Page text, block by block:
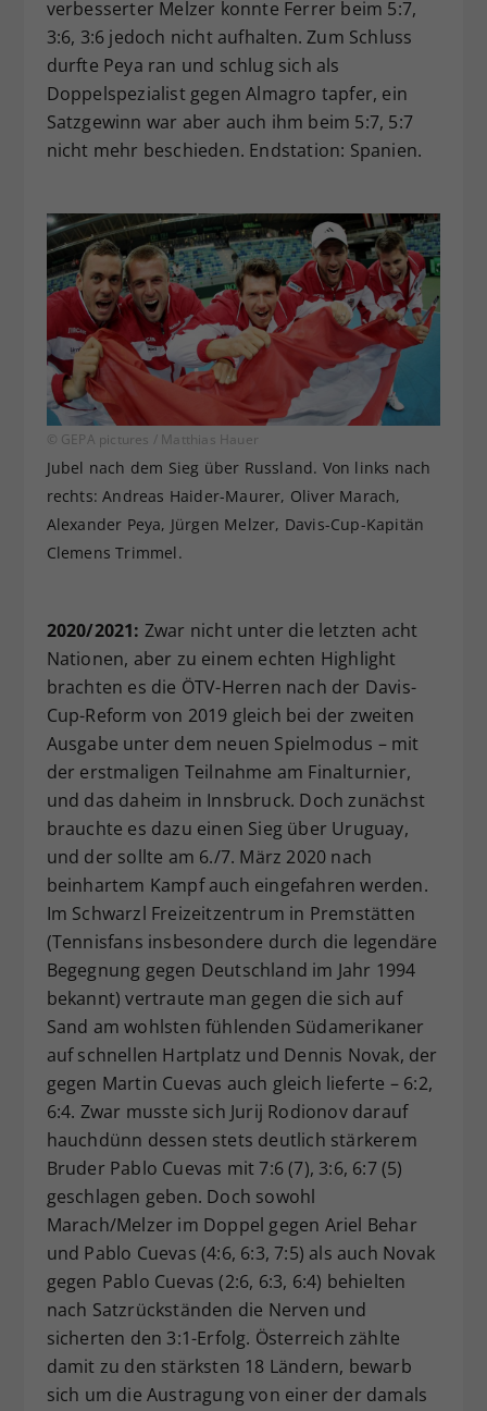
verbesserter Melzer konnte Ferrer beim 5:7,
3:6, 3:6 jedoch nicht aufhalten. Zum Schluss
durfte Peya ran und schlug sich als
Doppelspezialist gegen Almagro tapfer, ein
Satzgewinn war aber auch ihm beim 5:7, 5:7
nicht mehr beschieden. Endstation: Spanien.
© GEPA pictures / Matthias Hauer
Jubel nach dem Sieg über Russland. Von links nach
rechts: Andreas Haider-Maurer, Oliver Marach,
Alexander Peya, Jürgen Melzer, Davis-Cup-Kapitän
Clemens Trimmel.
2020/2021: Zwar nicht unter die letzten acht
Nationen, aber zu einem echten Highlight
brachten es die ÖTV-Herren nach der Davis-
Cup-Reform von 2019 gleich bei der zweiten
Ausgabe unter dem neuen Spielmodus – mit
der erstmaligen Teilnahme am Finalturnier,
und das daheim in Innsbruck. Doch zunächst
brauchte es dazu einen Sieg über Uruguay,
und der sollte am 6./7. März 2020 nach
beinhartem Kampf auch eingefahren werden.
Im Schwarzl Freizeitzentrum in Premstätten
(Tennisfans insbesondere durch die legendäre
Begegnung gegen Deutschland im Jahr 1994
bekannt) vertraute man gegen die sich auf
Sand am wohlsten fühlenden Südamerikaner
auf schnellen Hartplatz und Dennis Novak, der
gegen Martin Cuevas auch gleich lieferte – 6:2,
6:4. Zwar musste sich Jurij Rodionov darauf
hauchdünn dessen stets deutlich stärkerem
Bruder Pablo Cuevas mit 7:6 (7), 3:6, 6:7 (5)
geschlagen geben. Doch sowohl
Marach/Melzer im Doppel gegen Ariel Behar
und Pablo Cuevas (4:6, 6:3, 7:5) als auch Novak
gegen Pablo Cuevas (2:6, 6:3, 6:4) behielten
nach Satzrückständen die Nerven und
sicherten den 3:1-Erfolg. Österreich zählte
damit zu den stärksten 18 Ländern, bewarb
sich um die Austragung von einer der damals